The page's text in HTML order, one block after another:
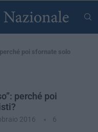
poi sfornate solo
perché poi
2016
6